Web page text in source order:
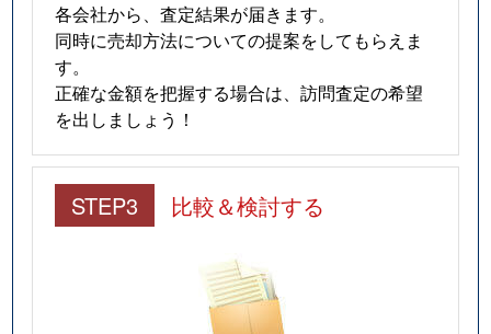
各会社から、査定結果が届きます。
同時に売却方法についての提案をしてもらえま
す。
正確な金額を把握する場合は、訪問査定の希望
を出しましょう！
STEP3 比較＆検討する